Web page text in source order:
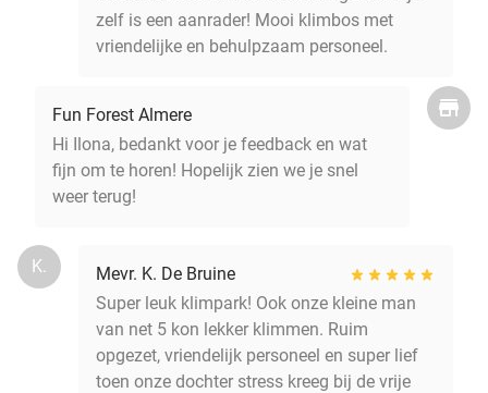
zelf is een aanrader! Mooi klimbos met
vriendelijke en behulpzaam personeel.
Fun Forest Almere
Hi Ilona, bedankt voor je feedback en wat
fijn om te horen! Hopelijk zien we je snel
weer terug!
K.
Mevr. K. De Bruine
Super leuk klimpark! Ook onze kleine man
van net 5 kon lekker klimmen. Ruim
opgezet, vriendelijk personeel en super lief
toen onze dochter stress kreeg bij de vrije